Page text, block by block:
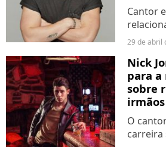
Cantor
meio
na
eram
29 de abril
Nick
para a
sobre
O
carreira